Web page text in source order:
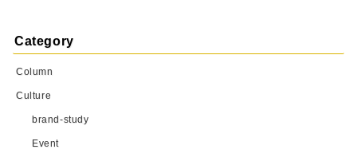
Category
Column
Culture
brand-study
Event